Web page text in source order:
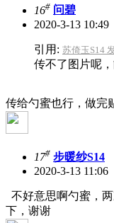
16# 问碧
2020-3-13 10:49
引用: 苏倚玉S14
传不了图片呢
传给勺蜜也行，做完
17# 步暖纱S14
2020-3-13 11:06
不好意思啊勺蜜，
下，谢谢